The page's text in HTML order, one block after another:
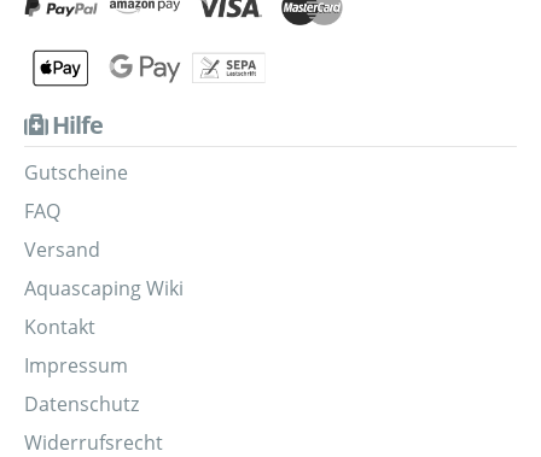
Hilfe
Gutscheine
FAQ
Versand
Aquascaping Wiki
Kontakt
Impressum
Datenschutz
Widerrufsrecht